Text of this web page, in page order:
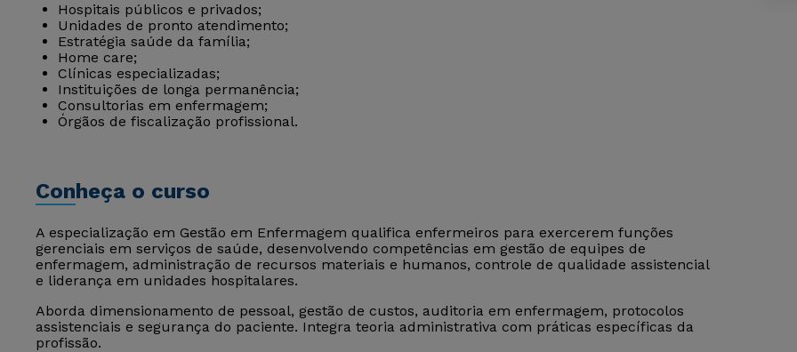
Hospitais públicos e privados;
Unidades de pronto atendimento;
Estratégia saúde da família;
Home care;
Clínicas especializadas;
Instituições de longa permanência;
Consultorias em enfermagem;
Órgãos de fiscalização profissional.
Conheça o curso
A especialização em Gestão em Enfermagem qualifica enfermeiros para exercerem funções
gerenciais em serviços de saúde, desenvolvendo competências em gestão de equipes de
enfermagem, administração de recursos materiais e humanos, controle de qualidade assistencial
e liderança em unidades hospitalares.
Aborda dimensionamento de pessoal, gestão de custos, auditoria em enfermagem, protocolos
assistenciais e segurança do paciente. Integra teoria administrativa com práticas específicas da
profissão.